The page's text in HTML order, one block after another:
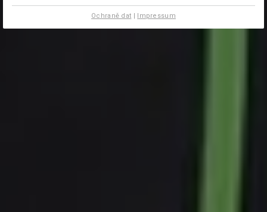
Ochraně dat | Impressum